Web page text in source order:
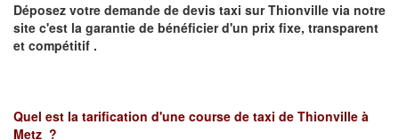
Déposez votre demande de devis taxi surThionville via notre
site c'est la garantie de bénéficier d'un prix fixe, transparent
et compétitif .
Quel est la tarification d'une course de taxi de Thionville à
Metz ?